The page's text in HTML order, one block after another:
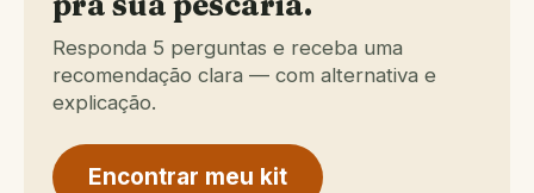
Responda 5 perguntas e receba uma
recomendação clara — com alternativa e
explicação.
Encontrar meu kit